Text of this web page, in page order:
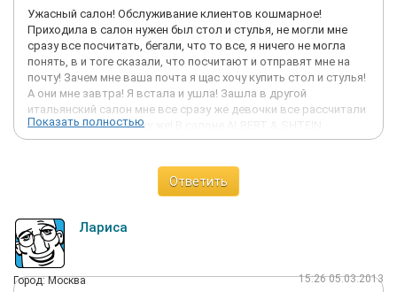
Ужасный салон! Обслуживание клиентов кошмарное!
Приходила в салон нужен был стол и стулья, не могли мне
сразу все посчитать, бегали, что то все, я ничего не могла
понять, в и тоге сказали, что посчитают и отправят мне на
почту! Зачем мне ваша почта я щас хочу купить стол и стулья!
А они мне завтра! Я встала и ушла! Зашла в другой
итальянский салон мне все сразу же девочки все рассчитали
и я у ни заказала сразу же! В салоне ALBERT & SHTEIN
продаются столики журнальные за 100 тыс. руб, так он все
увидела, что сама столешница чуть ли не на соплях висит!
Просила скидку, а они ни в какую! Говорят, что они новые и
Италии не помню его названия. запомнила только, что
бузнели, так вот он стоит 500тыс. руб, неподалеку от него
стоит диван российский и он стоит 450 тыс руб!1 Это, что
такое вообще??? как так??? Диван еще какой-то пельмень
стоил он вообще за 1 000 000 рублей тоже Россия! Ужас!
Показать полностью
Ответить
Лариса
Город: Москва 15:26 05.03.2013